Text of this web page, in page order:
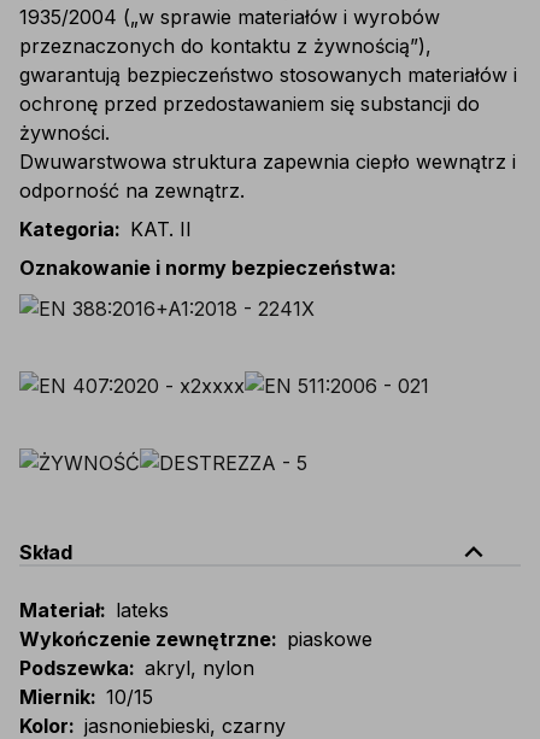
1935/2004 („w sprawie materiałów i wyrobów
przeznaczonych do kontaktu z żywnością”),
gwarantują bezpieczeństwo stosowanych materiałów i
ochronę przed przedostawaniem się substancji do
żywności.
Dwuwarstwowa struktura zapewnia ciepło wewnątrz i
odporność na zewnątrz.
Kategoria: KAT. II
Oznakowanie i normy bezpieczeństwa:
Skład expand_less
Materiał: lateks
Wykończenie zewnętrzne: piaskowe
Podszewka: akryl, nylon
Miernik: 10/15
Kolor: jasnoniebieski, czarny